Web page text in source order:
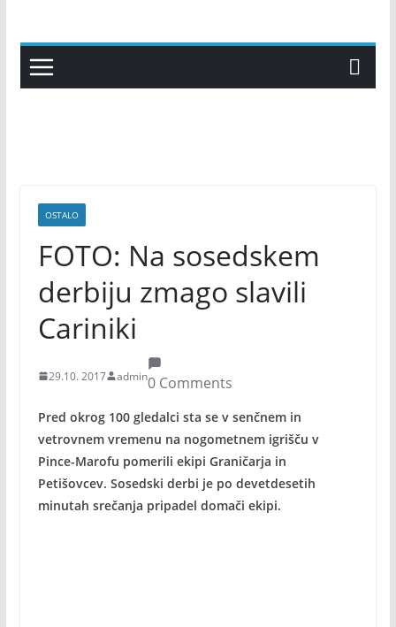
content
OSTALO
FOTO: Na sosedskem
derbiju zmago slavili
Cariniki
29.10. 2017 admin0 Comments
Pred okrog 100 gledalci sta se v senčnem in
vetrovnem vremenu na nogometnem igrišču v
Pince-Marofu pomerili ekipi Graničarja in
Petišovcev. Sosedski derbi je po devetdesetih
minutah srečanja pripadel domači ekipi.